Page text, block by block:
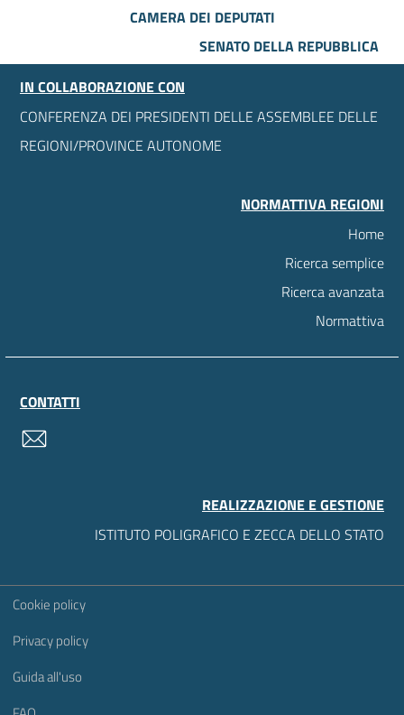
CAMERA DEI DEPUTATI
SENATO DELLA REPUBBLICA
IN COLLABORAZIONE CON
CONFERENZA DEI PRESIDENTI DELLE ASSEMBLEE DELLE
REGIONI/PROVINCE AUTONOME
NORMATTIVA REGIONI
Home
Ricerca semplice
Ricerca avanzata
Normattiva
CONTATTI
REALIZZAZIONE E GESTIONE
ISTITUTO POLIGRAFICO E ZECCA DELLO STATO
Sezione Link Utili
Cookie policy
Privacy policy
Guida all'uso